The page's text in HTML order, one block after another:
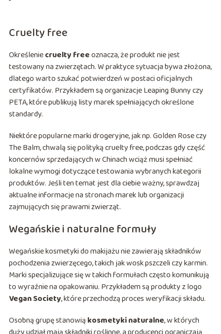
Cruelty free
Określeniecruelty freeoznacza, że produkt nie jest
testowany na zwierzętach. W praktyce sytuacja bywa złożona,
dlatego warto szukać potwierdzeń w postaci oficjalnych
certyfikatów. Przykładem są organizacje Leaping Bunny czy
PETA, które publikują listy marek spełniających określone
standardy.
Niektóre popularne marki drogeryjne, jak np. Golden Rose czy
The Balm, chwalą się polityką cruelty free, podczas gdy część
koncernów sprzedających w Chinach wciąż musi spełniać
lokalne wymogi dotyczące testowania wybranych kategorii
produktów. Jeśli ten temat jest dla ciebie ważny, sprawdzaj
aktualne informacje na stronach marek lub organizacji
zajmujących się prawami zwierząt.
Wegańskie i naturalne formuły
Wegańskie kosmetyki do makijażu nie zawierają składników
pochodzenia zwierzęcego, takich jak wosk pszczeli czy karmin.
Marki specjalizujące się w takich formułach często komunikują
to wyraźnie na opakowaniu. Przykładem są produkty z logo
Vegan Society, które przechodzą proces weryfikacji składu.
Osobną grupę stanowią kosmetyki naturalne, w których